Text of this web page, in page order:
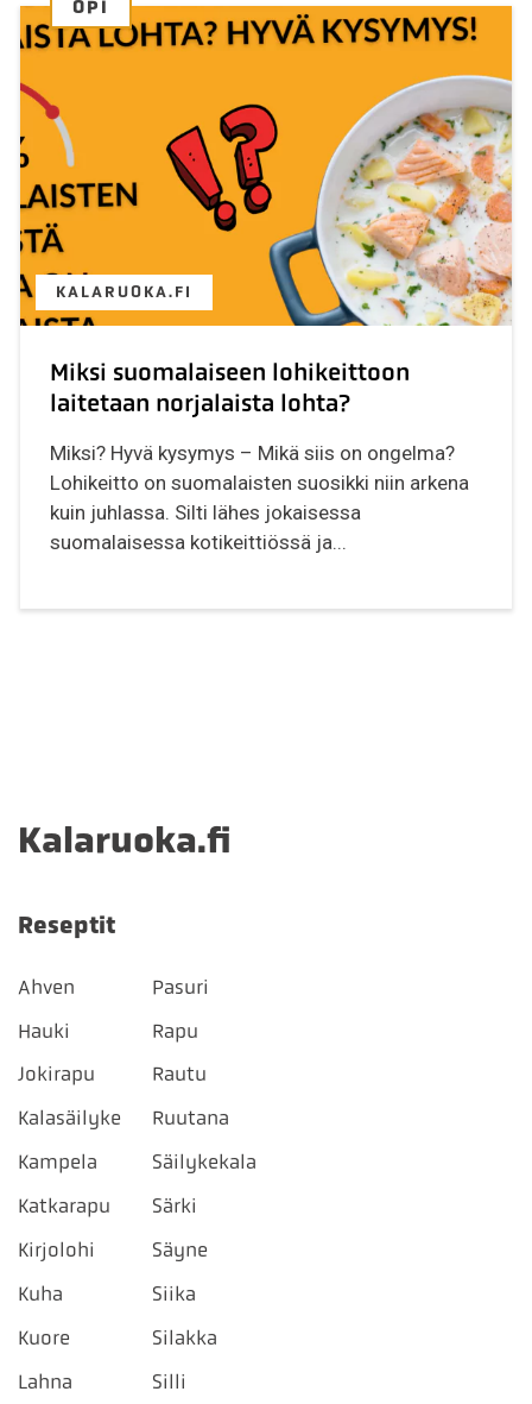
OPI
KALARUOKA.FI
Miksi suomalaiseen lohikeittoon
laitetaan norjalaista lohta?
Miksi? Hyvä kysymys – Mikä siis on ongelma?
Lohikeitto on suomalaisten suosikki niin arkena
kuin juhlassa. Silti lähes jokaisessa
suomalaisessa kotikeittiössä ja...
Kalaruoka.fi
Reseptit
Ahven
Hauki
Jokirapu
Kalasäilyke
Kampela
Katkarapu
Kirjolohi
Kuha
Kuore
Lahna
Pasuri
Rapu
Rautu
Ruutana
Säilykekala
Särki
Säyne
Siika
Silakka
Silli